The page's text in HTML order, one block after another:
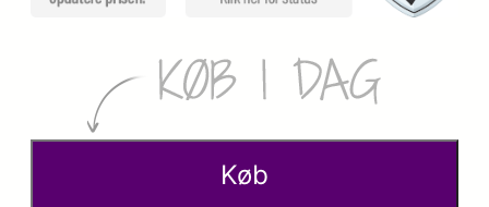
l
e
p
Køb